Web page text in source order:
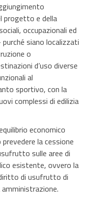
progetto e della
occupazionali ed
siano localizzati
o
d’uso diverse
al
sportivo, con la
complessi di edilizia
economico
la cessione
sulle aree di
esistente, ovvero la
di usufrutto di